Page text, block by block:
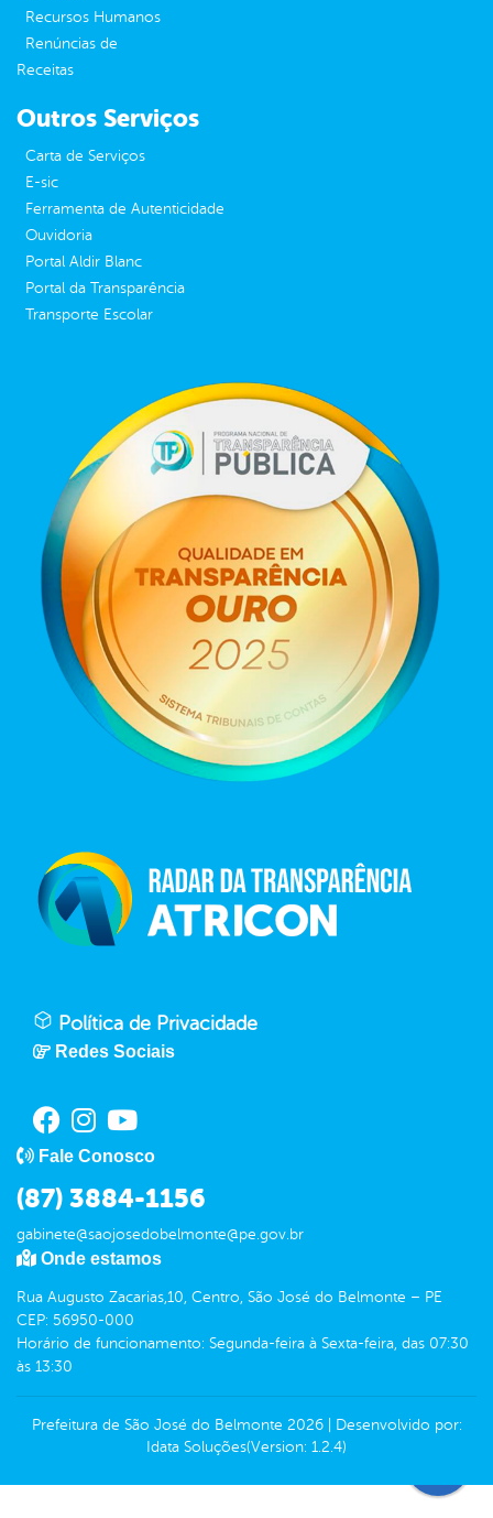
Recursos Humanos
Renúncias de
Receitas
Outros Serviços
Carta de Serviços
E-sic
Ferramenta de Autenticidade
Ouvidoria
Portal Aldir Blanc
Portal da Transparência
Transporte Escolar
Política de Privacidade
Redes Sociais
Fale Conosco
(87) 3884-1156
gabinete@saojosedobelmonte@pe.gov.br
Onde estamos
Rua Augusto Zacarias,10, Centro, São José do Belmonte – PE
CEP: 56950-000
Horário de funcionamento: Segunda-feira à Sexta-feira, das 07:30
às 13:30
Prefeitura de São José do Belmonte 2026|
Desenvolvido por:
Idata Soluções(Version: 1.2.4)